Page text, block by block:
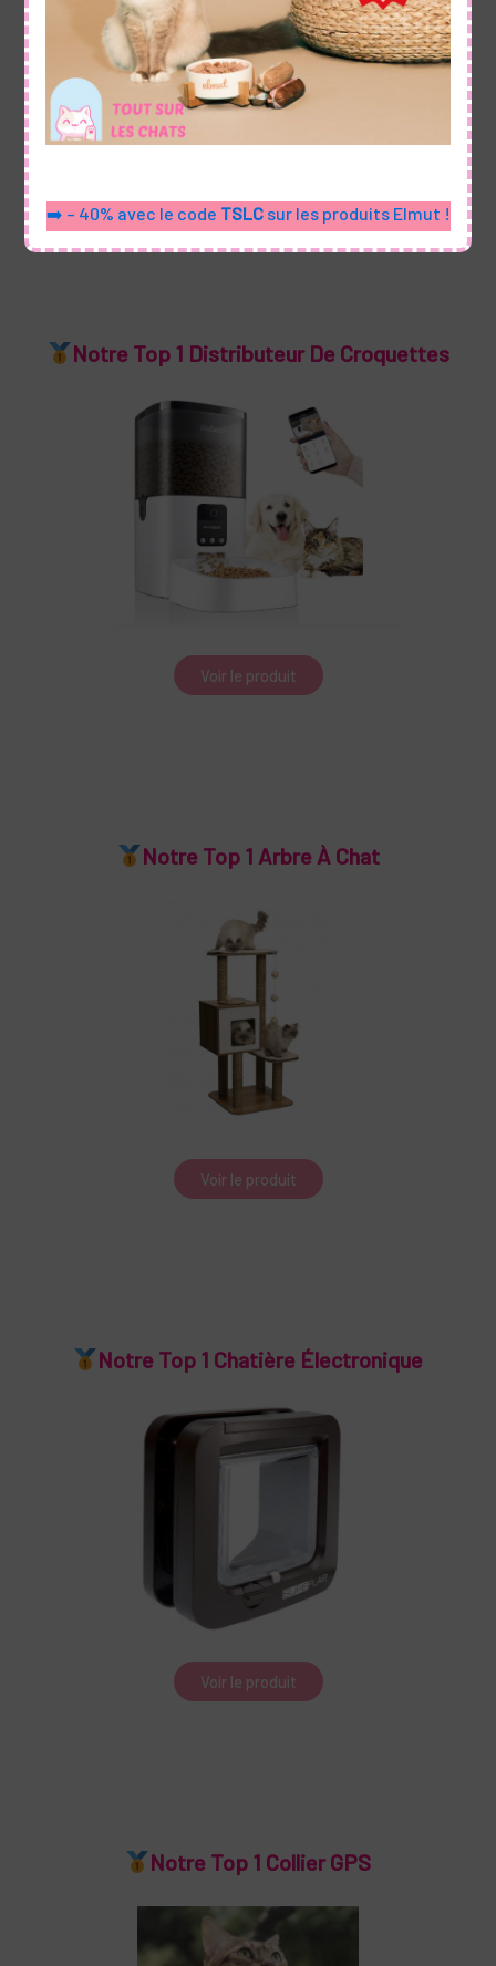
Notre Top 1 Distributeur De Croquettes
Voir le produit
Notre Top 1 Arbre À Chat
Voir le produit
Notre Top 1 Chatière Électronique
Voir le produit
Notre Top 1 Collier GPS
➡️ – 40% avec le code TSLCsur les produits Elmut !